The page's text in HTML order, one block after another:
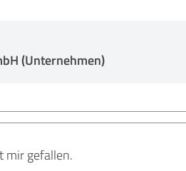
(Unternehmen)
mir gefallen.